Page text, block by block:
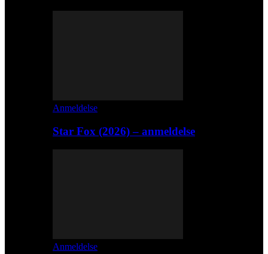
Anmeldelse
Star Fox (2026) – anmeldelse
Anmeldelse